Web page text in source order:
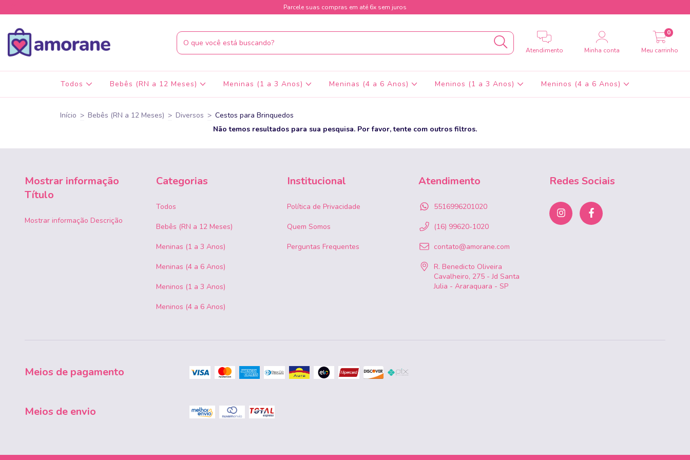
Parcele suas compras em até 6x sem juros
Atendimento Minha conta Meu carrinho
0
Todos Bebês (RN a 12 Meses) Meninas (1 a 3 Anos) Meninas (4 a 6 Anos) Meninos (1 a 3 Anos) Meninos (4 a 6 Anos)
Início > Bebês (RN a 12 Meses) > Diversos > Cestos para Brinquedos
Não temos resultados para sua pesquisa. Por favor, tente com outros filtros.
Mostrar informação
Título
Mostrar informação Descrição
Categorias
Todos
Bebês (RN a 12 Meses)
Meninas (1 a 3 Anos)
Meninas (4 a 6 Anos)
Meninos (1 a 3 Anos)
Meninos (4 a 6 Anos)
Institucional
Política de Privacidade
Quem Somos
Perguntas Frequentes
Atendimento
5516996201020
(16) 99620-1020
contato@amorane.com
R. Benedicto Oliveira
Cavalheiro, 275 - Jd Santa
Julia - Araraquara - SP
Redes Sociais
Meios de pagamento
Meios de envio